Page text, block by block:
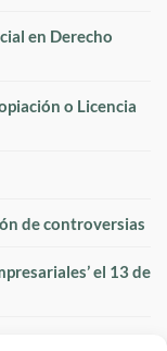
en Derecho
o Licencia
de controversias
el 13 de